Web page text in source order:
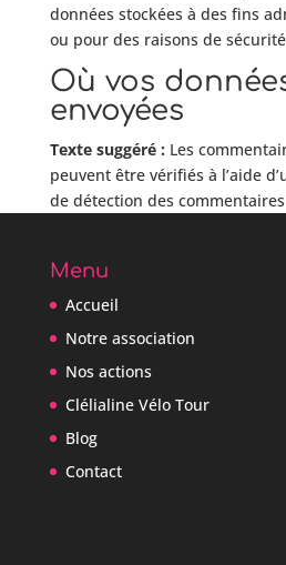
données stockées à des fins
ou pour des raisons de
Où vos
envoyées
Texte suggéré : Les
peuvent être vérifiés à l’aide
de détection des
Menu
Accueil
Notre association
Nos actions
Clélialine Vélo Tour
Blog
Contact